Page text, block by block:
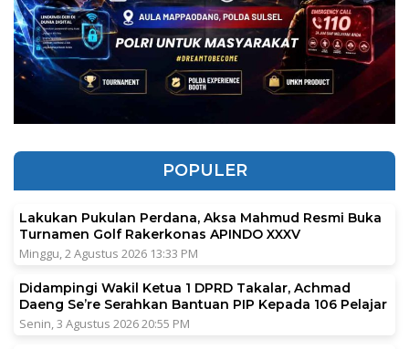
POPULER
Lakukan Pukulan Perdana, Aksa Mahmud Resmi Buka
Turnamen Golf Rakerkonas APINDO XXXV
Minggu, 2 Agustus 2026 13:33 PM
Didampingi Wakil Ketua 1 DPRD Takalar, Achmad
Daeng Se’re Serahkan Bantuan PIP Kepada 106 Pelajar
Senin, 3 Agustus 2026 20:55 PM